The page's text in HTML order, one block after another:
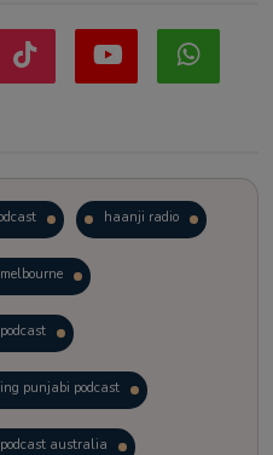
haanji radio
podcast
punjabi podcast
australia